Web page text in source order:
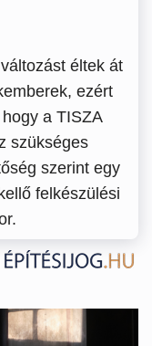
éltek át
ezért
a TISZA
szükséges
szerint egy
felkészülési